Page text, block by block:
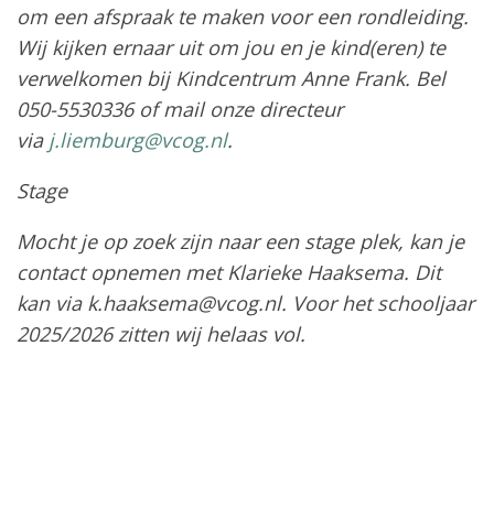
om een afspraak te maken voor een rondleiding.
Wij kijken ernaar uit om jou en je kind(eren) te
verwelkomen bij Kindcentrum Anne Frank. Bel
050-5530336 of mail onze directeur
via j.liemburg@vcog.nl.
Stage
Mocht je op zoek zijn naar een stage plek, kan je
contact opnemen met Klarieke Haaksema. Dit
kan via k.haaksema@vcog.nl. Voor het schooljaar
2025/2026 zitten wij helaas vol.